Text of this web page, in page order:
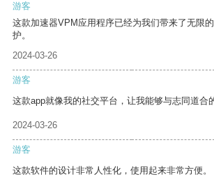
游客
这款加速器VPM应用程序已经为我们带来了无限
护。
2024-03-26
游客
这款app就像我的社交平台，让我能够与志同道合
2024-03-26
游客
这款软件的设计非常人性化，使用起来非常方便。